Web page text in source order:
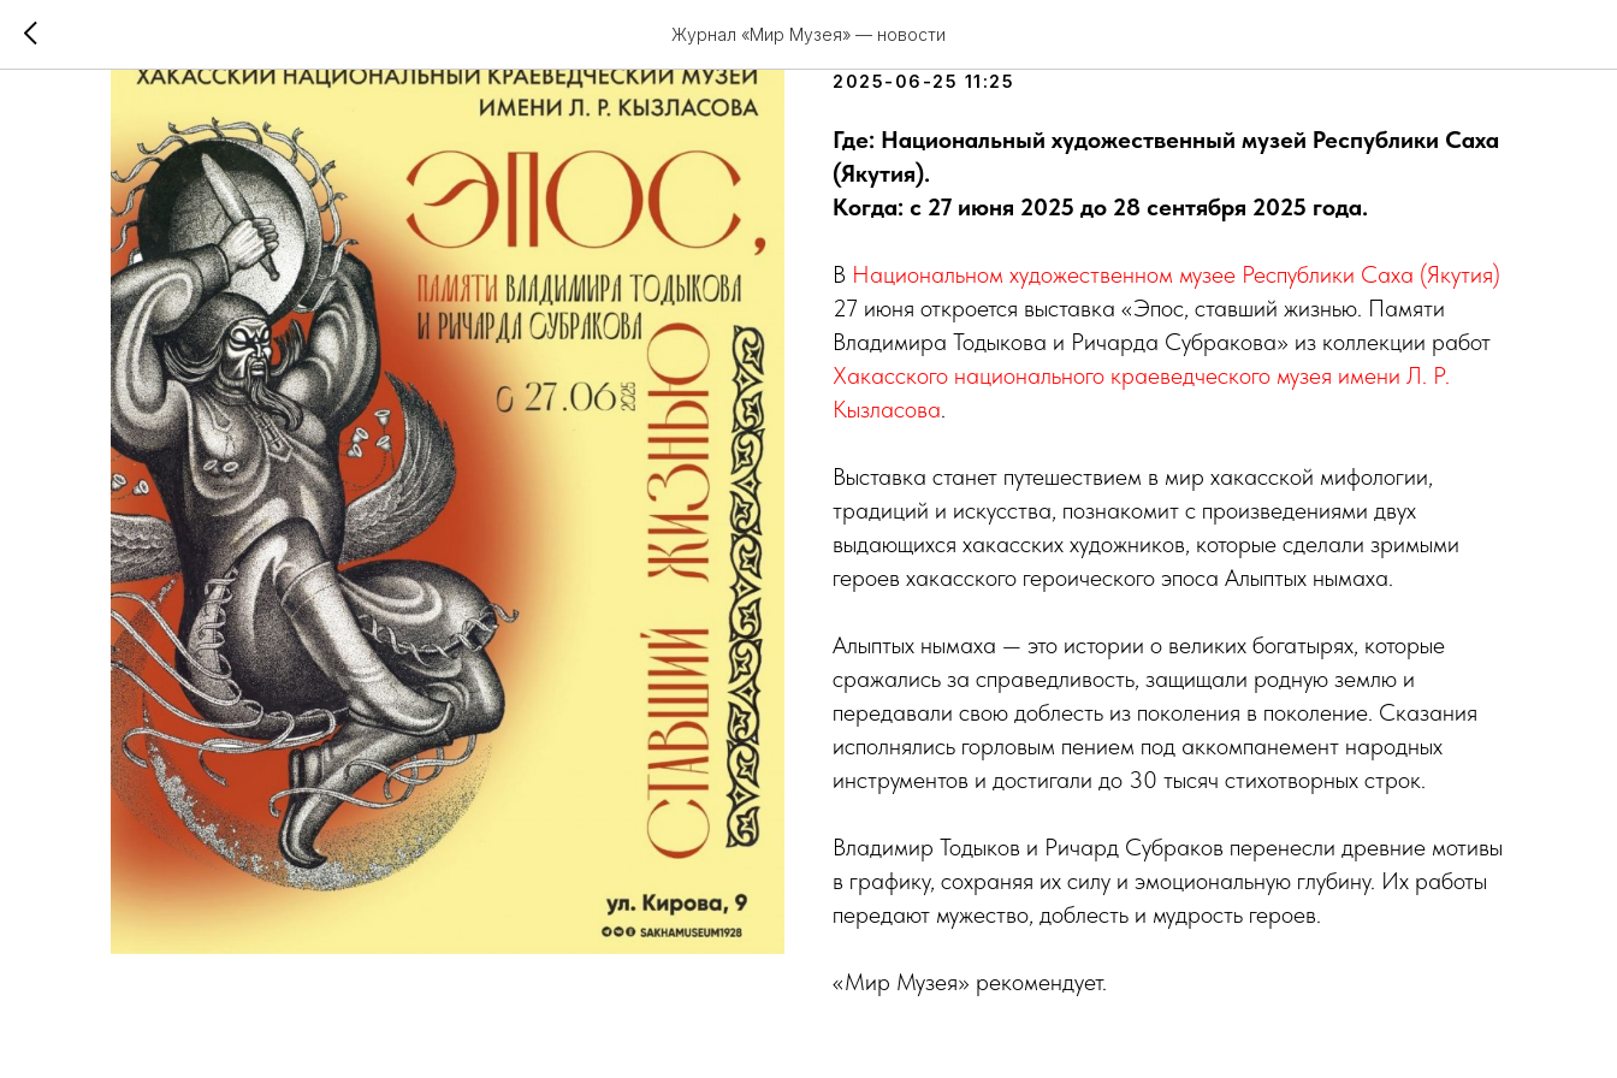
Журнал «Мир Музея» — новостиХакасские сказания в графике
2025-06-25 11:25
Где: Национальный художественный музей Республики Саха
(Якутия).
Когда: с 27 июня 2025 до 28 сентября 2025 года.
В Национальном художественном музее Республики Саха (Якутия)
27 июня откроется выставка «Эпос, ставший жизнью. Памяти
Владимира Тодыкова и Ричарда Субракова» из коллекции работ
Хакасского национального краеведческого музея имени Л. Р.
Кызласова.
Выставка станет путешествием в мир хакасской мифологии,
традиций и искусства, познакомит с произведениями двух
выдающихся хакасских художников, которые сделали зримыми
героев хакасского героического эпоса Алыптых нымаха.
Алыптых нымаха — это истории о великих богатырях, которые
сражались за справедливость, защищали родную землю и
передавали свою доблесть из поколения в поколение. Сказания
исполнялись горловым пением под аккомпанемент народных
инструментов и достигали до 30 тысяч стихотворных строк.
Владимир Тодыков и Ричард Субраков перенесли древние мотивы
в графику, сохраняя их силу и эмоциональную глубину. Их работы
передают мужество, доблесть и мудрость героев.
«Мир Музея» рекомендует.